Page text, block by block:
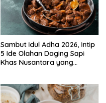
Sambut Idul Adha 2026, Intip
5 Ide Olahan Daging Sapi
Khas Nusantara yang